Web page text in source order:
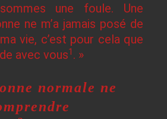
une foule. Une
ne m’a jamais posé de
vie, c’est pour cela que
avec vous1 . »
normale ne